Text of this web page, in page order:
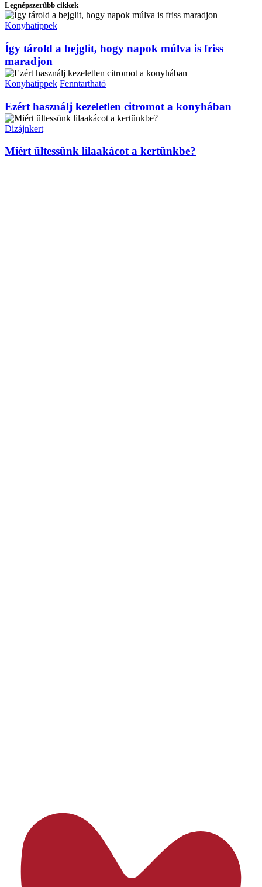
Legnépszerűbb cikkek
Konyhatippek
Így tárold a bejglit, hogy napok múlva is friss
maradjon
Konyhatippek Fenntartható
Ezért használj kezeletlen citromot a konyhában
Dizájnkert
Miért ültessünk lilaakácot a kertünkbe?